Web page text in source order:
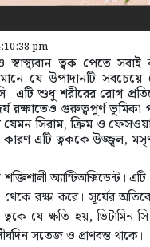
pm
ত্বক পেতে
যে উপাদানটি সবচেয়ে
এটি শুধু শরীরের রোগ
রক্ষাতেও গুরুত্বপূর্ণ ভূমিকা
যেমন সিরাম, ক্রিম ও
কারণ এটি ত্বককে উজ্জ্বল,
অ্যান্টিঅক্সিডেন্ট।
থেকে রক্ষা করে। সূর্যের
ত্বকে যে ক্ষতি হয়, ভিটামিন
সতেজ ও প্রাণবন্ত থাকে।